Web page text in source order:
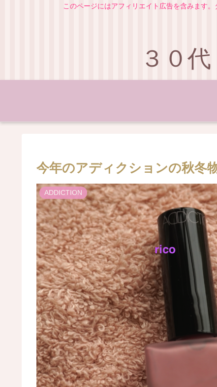
このページにはアフィリエイト広告を含みます
３０
今年のアディクションの秋冬
ADDICTION